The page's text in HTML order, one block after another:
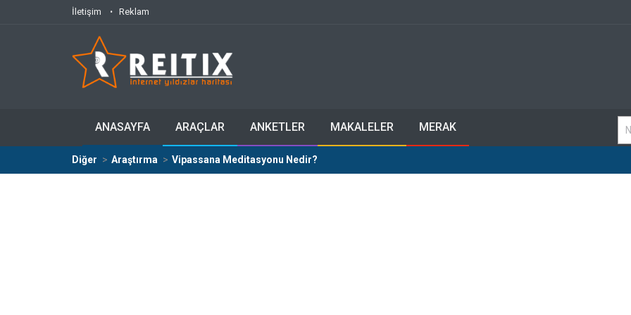
İletişim Reklam
ANASAYFA ARAÇLAR ANKETLER MAKALELER MERAK
Diğer Araştırma Vipassana Meditasyonu Nedir?